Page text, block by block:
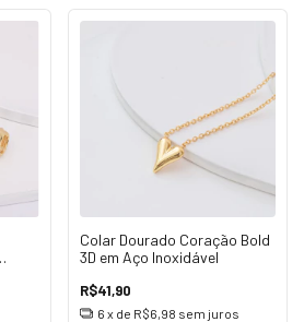
Colar Dourado Coração Bold
3D em Aço Inoxidável
R$41,90
6 x de R$6,98 sem juros